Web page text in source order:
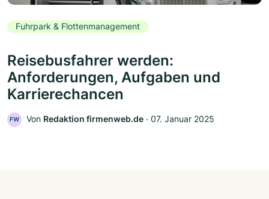
Fuhrpark & Flottenmanagement
Reisebusfahrer werden:
Anforderungen, Aufgaben und
Karrierechancen
FW Von Redaktion firmenweb.de ‧ 07. Januar 2025